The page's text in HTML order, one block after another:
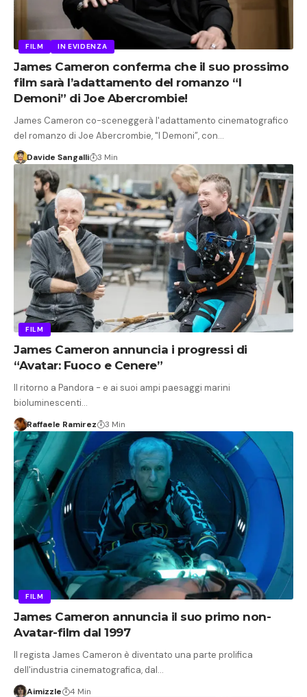
FILM IN EVIDENZA
James Cameron conferma che il suo prossimo
film sarà l’adattamento del romanzo “I
Demoni” di Joe Abercrombie!
James Cameron co-sceneggerà l'adattamento cinematografico
del romanzo di Joe Abercrombie, "I Demoni”, con…
Davide Sangalli 3 Min
FILM
James Cameron annuncia i progressi di
“Avatar: Fuoco e Cenere”
Il ritorno a Pandora - e ai suoi ampi paesaggi marini
bioluminescenti…
Raffaele Ramirez 3 Min
FILM
James Cameron annuncia il suo primo non-
Avatar-film dal 1997
Il regista James Cameron è diventato una parte prolifica
dell'industria cinematografica, dal…
Aimizzle 4 Min